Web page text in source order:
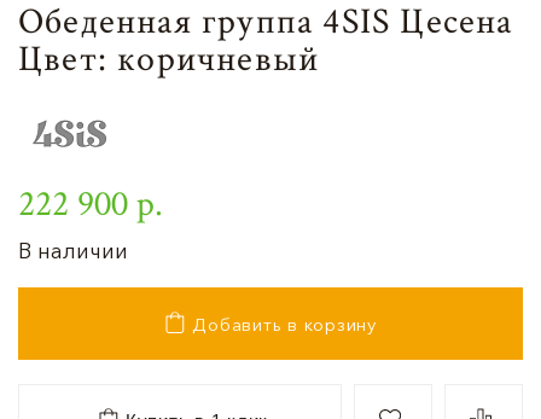
Обеденная группа 4SIS Цесена
Цвет: коричневый
222 900 р.
В наличии
Добавить в корзину